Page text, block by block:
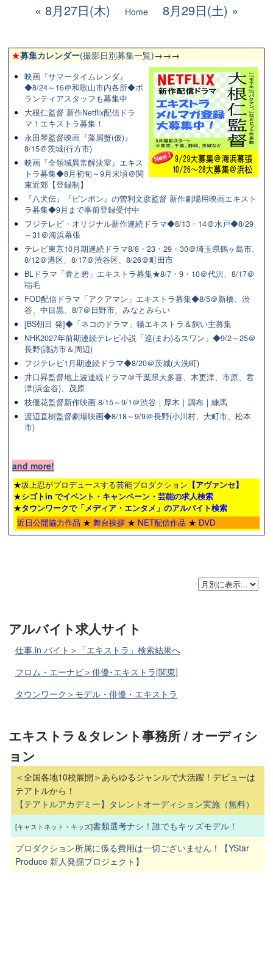
8月27日(木) Home 8月29日(土)
★募集カレンダー(撮影日別募集一覧)→→→
映画『サマータイムレンダ』
◆8/24～16＠和歌山市内各所◆ボ
ランティアスタッフも募集中
大根仁監督 新作Netflix配信ドラ
マ！エキストラ募集！
永田琴監督映画『藻屑蟹(仮)』
8/15＠茨城(行方市)
映画『全領域異常解決室』エキス
トラ募集◆8月初旬～9月末頃＠関
東近郊【登録制】
『八犬伝』『ピンポン』の曽利文彦監督 新作劇場用映画エキスト
ラ募集◆9月まで事前登録受付中
フジテレビ・オリジナル新作連続ドラマ◆8/13・14＠水戸◆8/29
～31＠海浜幕張
テレビ東京10月期連続ドラマ8/8・23・29・30＠埼玉県鶴ヶ島市、
8/12＠港区、8/17＠渋谷区、8/26＠町田市
BLドラマ「青と碧」エキストラ募集★8/7・9・10＠代沢、8/17＠
稲毛
FOD配信ドラマ「アクアマン」エキストラ募集◆8/5＠新橋、渋
谷、中目黒、8/7＠日野市、みなとみらい
[BS朝日 発]◆「ネコのドラマ」猫エキストラ＆飼い主募集
NHK2027年前期連続テレビ小説「巡(まわ)るスワン」◆9/2～25＠
長野(諏訪市＆周辺)
フジテレビ1月期連続ドラマ◆8/20＠茨城(大洗町)
井口昇監督地上波連続ドラマ＠千葉県大多喜、木更津、市原、君
津(浜金谷)、茂原
枝優花監督新作映画 8/15～9/1＠渋谷｜厚木｜調布｜練馬
渡辺直樹監督劇場映画◆8/18～9/9＠長野(小川村、大町市、松本
市)
and more!
★坂上忍がプロデュースする芸能プロダクション 【アヴァンセ】
★シゴトin でイベント・キャンペーン・芸能の求人検索
★タウンワークで「メディア・エンタメ」のアルバイト検索
近日公開協力作品 ★ 舞台挨拶 ★ NET配信作品 ★ DVD
アルバイト求人サイト
仕事.in バイト＞「エキストラ」検索結果へ
フロム・エーナビ＞俳優･エキストラ[関東]
タウンワーク＞モデル・俳優・エキストラ
エキストラ＆タレント事務所 / オーディシ
ョン
＜全国各地10校展開＞あらゆるジャンルで大活躍！デビューは
テアトルから！
【テアトルアカデミー】タレントオーディション実施（無料）
[キャストネット・キッズ]書類選考ナシ！誰でもキッズモデル！
プロダクション所属に係る費用は一切ございません！【YStar
Produce 新人発掘プロジェクト】